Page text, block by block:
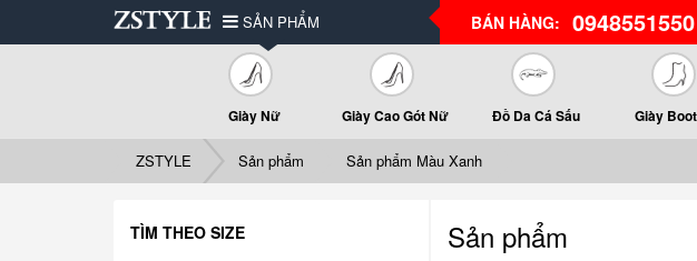
SẢN PHẨM BÁN HÀNG: 0948551550
Giày Nữ Giày Cao Gót Nữ Đồ Da Cá Sấu Giày
ZSTYLE Sản phẩm Sản phẩm Màu Xanh
TÌM THEO SIZE Sản phẩm